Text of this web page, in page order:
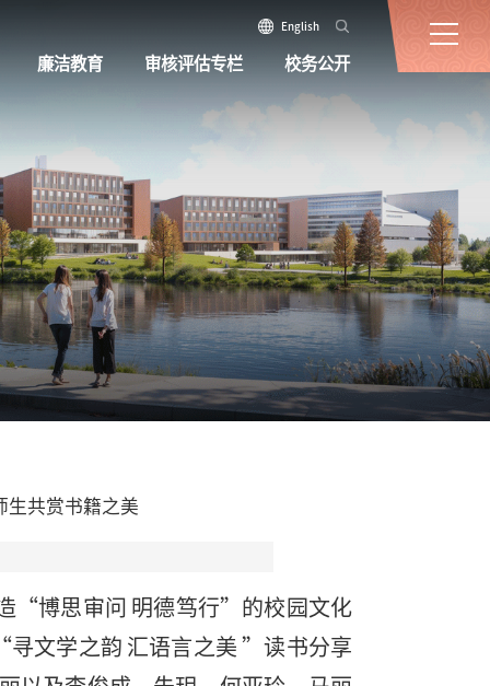
English
廉洁教育 审核评估专栏 校务公开
生共赏书籍之美
“博思审问 明德笃行”的校园文化
文学之韵 汇语言之美 ”读书分享